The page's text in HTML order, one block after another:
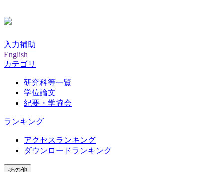
入力補助
English
カテゴリ
研究科等一覧
学位論文
紀要・学協会
ランキング
アクセスランキング
ダウンロードランキング
その他